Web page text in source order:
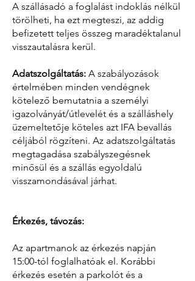
A szállásadó a foglalást indoklás nélkül
törölheti, ha ezt megteszi, az addig
befizetett teljes összeg maradéktalanul
visszautalásra kerül.
Adatszolgáltatás: A szabályozások
értelmében minden vendégnek
kötelező bemutatnia a személyi
igazolványát/útlevelét és a szálláshely
üzemeltetője köteles azt IFA bevallás
céljából rögzíteni. Az adatszolgáltatás
megtagadása szabályszegésnek
minősül és a szállás egyoldalú
visszamondásával járhat.
Érkezés, távozás:
Az apartmanok az érkezés napján
15:00-tól foglalhatóak el. Korábbi
érkezés esetén a parkolót és a